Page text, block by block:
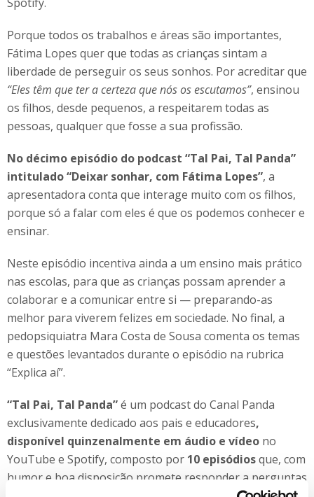
Porque todos os trabalhos e áreas são importantes,
Fátima Lopes quer que todas as crianças sintam a
liberdade de perseguir os seus sonhos. Por acreditar que
“Eles têm que ter a certeza que nós os escutamos”, ensinou
os filhos, desde pequenos, a respeitarem todas as
pessoas, qualquer que fosse a sua profissão.
No décimo episódio do podcast “Tal Pai, Tal Panda”
intitulado “Deixar sonhar, com Fátima Lopes”, a
apresentadora conta que interage muito com os filhos,
porque só a falar com eles é que os podemos conhecer e
ensinar.
Neste episódio incentiva ainda a um ensino mais prático
nas escolas, para que as crianças possam aprender a
colaborar e a comunicar entre si — preparando-as
melhor para viverem felizes em sociedade. No final, a
pedopsiquiatra Mara Costa de Sousa comenta os temas
e questões levantados durante o episódio na rubrica
“Explica aí”.
“Tal Pai, Tal Panda”é um podcast do Canal Panda
exclusivamente dedicado aos pais e educadores,
disponível quinzenalmente em áudio e vídeo no
YouTube e Spotify, composto por 10 episódiosque, com
humor e boa disposição promete responder a perguntas